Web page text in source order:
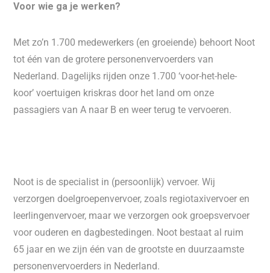
Voor wie ga je werken?
Met zo’n 1.700 medewerkers (en groeiende) behoort Noot
tot één van de grotere personenvervoerders van
Nederland. Dagelijks rijden onze 1.700 ‘voor-het-hele-
koor’ voertuigen kriskras door het land om onze
passagiers van A naar B en weer terug te vervoeren.
Noot is de specialist in (persoonlijk) vervoer. Wij
verzorgen doelgroepenvervoer, zoals regiotaxivervoer en
leerlingenvervoer, maar we verzorgen ook groepsvervoer
voor ouderen en dagbestedingen. Noot bestaat al ruim
65 jaar en we zijn één van de grootste en duurzaamste
personenvervoerders in Nederland.